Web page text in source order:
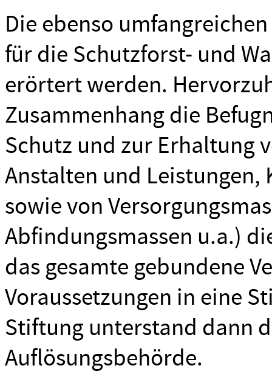
Die ebenso
für die Schutzforst- und
erörtert werden.
Zusammenhang die
Schutz und zur Erhaltung
Anstalten und
sowie von
Abfindungsmassen u.a.)
das gesamte gebundene
Voraussetzungen in eine
Stiftung unterstand dann
Auflösungsbehörde.